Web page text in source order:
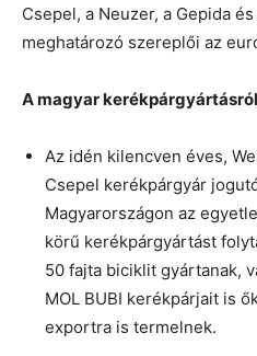
Csepel, a Neuzer, a Gepida
meghatározó szereplői az
A magyar kerékpárgyártásról
Az idén kilencven éves,
Csepel kerékpárgyár
Magyarországon az
körű kerékpárgyártást
50 fajta biciklit gyártanak,
MOL BUBI kerékpárjait is
exportra is termelnek.